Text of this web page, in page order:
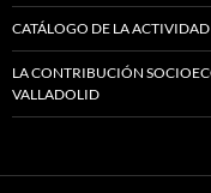
CATÁLOGO DE LA
LA CONTRIBUCIÓN
VALLADOLID